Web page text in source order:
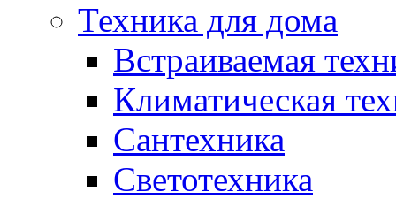
Техника для дома
Встраиваемая
Климатическая
Сантехника
Светотехника